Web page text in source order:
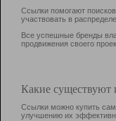
Ссылки помогают
участвовать в
Все успешные бренды
продвижения своего
Какие существуют
Ссылки можно купить
улучшению их